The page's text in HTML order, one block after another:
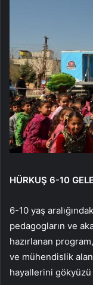
HÜRKUŞ 6-10
6-10 yaş
pedagogların ve
hazırlanan
ve mühendislik
hayallerini gökyüzü